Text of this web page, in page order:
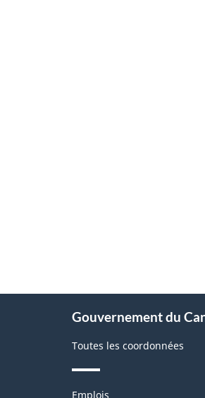
Gouvernement du
Toutes les coordonnées
Thèmes
Emplois